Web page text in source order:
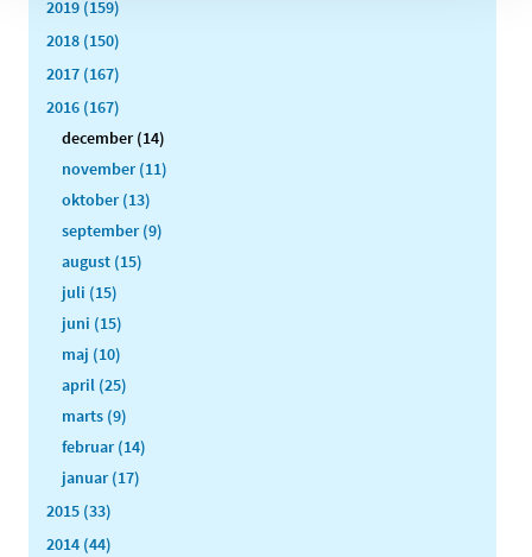
2019 (159)
2018 (150)
2017 (167)
2016 (167)
december (14)
november (11)
oktober (13)
september (9)
august (15)
juli (15)
juni (15)
maj (10)
april (25)
marts (9)
februar (14)
januar (17)
2015 (33)
2014 (44)